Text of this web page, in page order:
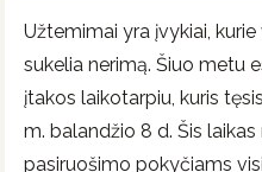
Užtemimai yra įvykiai,
sukelia nerimą. Šiuo metu
įtakos laikotarpiu, kuris
m. balandžio 8 d. Šis
pasiruošimo pokyčiams